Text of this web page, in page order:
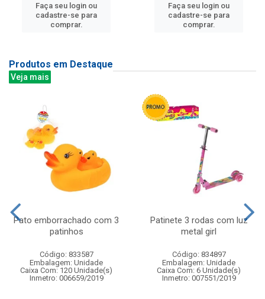
Faça seu login ou
cadastre-se para
comprar.
Faça seu login ou
cadastre-se para
comprar.
Produtos em Destaque
Veja mais
Pato emborrachado com 3
patinhos
Código: 833587
Embalagem: Unidade
Caixa Com: 120 Unidade(s)
Inmetro: 006659/2019
Patinete 3 rodas com luz
metal girl
Código: 834897
Embalagem: Unidade
Caixa Com: 6 Unidade(s)
Inmetro: 007551/2019